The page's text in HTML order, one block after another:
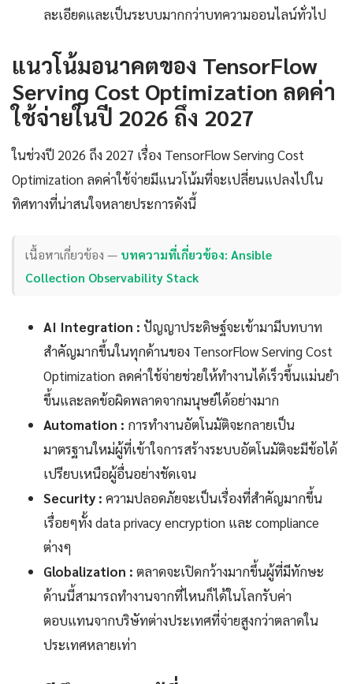
ละเอียดและเป็นระบบมากกว่าบทความออนไลน์ทั่วไป
แนวโน้มอนาคตของ TensorFlow
Serving Cost Optimization ลดค่า
ใช้จ่ายในปี 2026 ถึง 2027
ในช่วงปี 2026 ถึง 2027 เรื่อง TensorFlow Serving Cost
Optimization ลดค่าใช้จ่ายมีแนวโน้มที่จะเปลี่ยนแปลงไปใน
ทิศทางที่น่าสนใจหลายประการดังนี้
เนื้อหาเกี่ยวข้อง — บทความที่เกี่ยวข้อง: Ansible
Collection Observability Stack
AI Integration : ปัญญาประดิษฐ์จะเข้ามามีบทบาท
สำคัญมากขึ้นในทุกด้านของ TensorFlow Serving Cost
Optimization ลดค่าใช้จ่ายช่วยให้ทำงานได้เร็วขึ้นแม่นยำ
ขึ้นและลดข้อผิดพลาดจากมนุษย์ได้อย่างมาก
Automation : การทำงานอัตโนมัติจะกลายเป็น
มาตรฐานใหม่ผู้ที่เข้าใจการสร้างระบบอัตโนมัติจะมีข้อได้
เปรียบเหนือผู้อื่นอย่างชัดเจน
Security : ความปลอดภัยจะเป็นเรื่องที่สำคัญมากขึ้น
เรื่อยๆทั้ง data privacy encryption และ compliance
ต่างๆ
Globalization : ตลาดจะเปิดกว้างมากขึ้นผู้ที่มีทักษะ
ด้านนี้สามารถทำงานจากที่ไหนก็ได้ในโลกรับค่า
ตอบแทนจากบริษัทต่างประเทศที่จ่ายสูงกว่าตลาดใน
ประเทศหลายเท่า